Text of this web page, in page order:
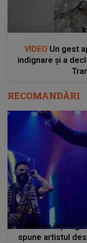
VIDEO Un gest
indignare și a
RECOMANDĂRI
Cum se înțelege
spune artistul